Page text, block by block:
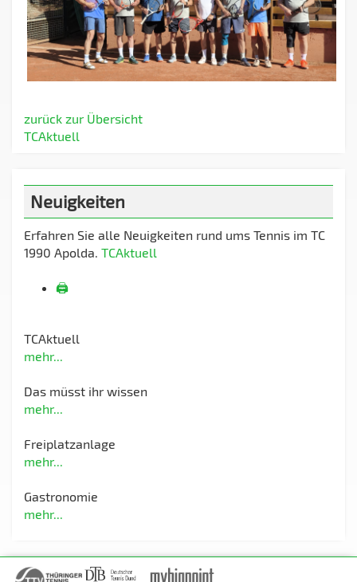
zurück zur Übersicht
TCAktuell
Neuigkeiten
Erfahren Sie alle Neuigkeiten rund ums Tennis im TC
1990 Apolda. TCAktuell
🖨️
TCAktuell
mehr...
Das müsst ihr wissen
mehr...
Freiplatzanlage
mehr...
Gastronomie
mehr...